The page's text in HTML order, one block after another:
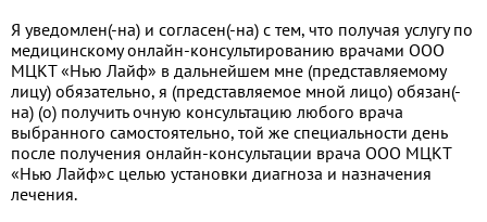
Я уведомлен(-на) и согласен(-на) с тем, что получая услугу по
медицинскому онлайн-консультированию врачами ООО
МЦКТ «Нью Лайф» в дальнейшем мне (представляемому
лицу) обязательно, я (представляемое мной лицо) обязан(-
на) (о) получить очную консультацию любого врача
выбранного самостоятельно, той же специальности день
после получения онлайн-консультации врача ООО МЦКТ
«Нью Лайф»с целью установки диагноза и назначения
лечения.